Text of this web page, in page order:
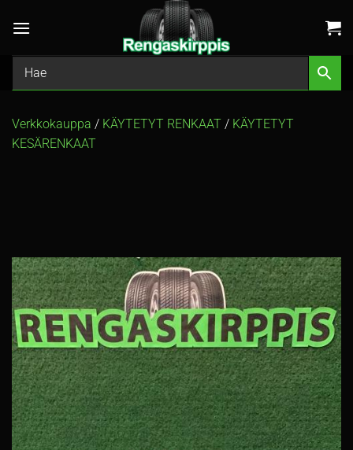
Verkkokauppa / KÄYTETYT RENKAAT / KÄYTETYT
KESÄRENKAAT